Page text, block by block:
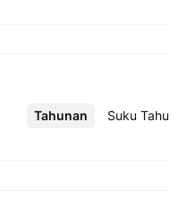
Tahunan Suku
Lebih